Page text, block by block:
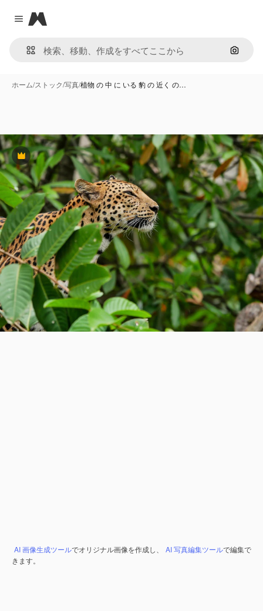
Close menu
Magnific
画像で
ホーム/ストック/写真/植物 の 中 に いる 豹 の 近く の…
Premium
AI 画像生成ツールでオリジナル画像を作成し、 AI 写真編集ツールで編集で
きます。